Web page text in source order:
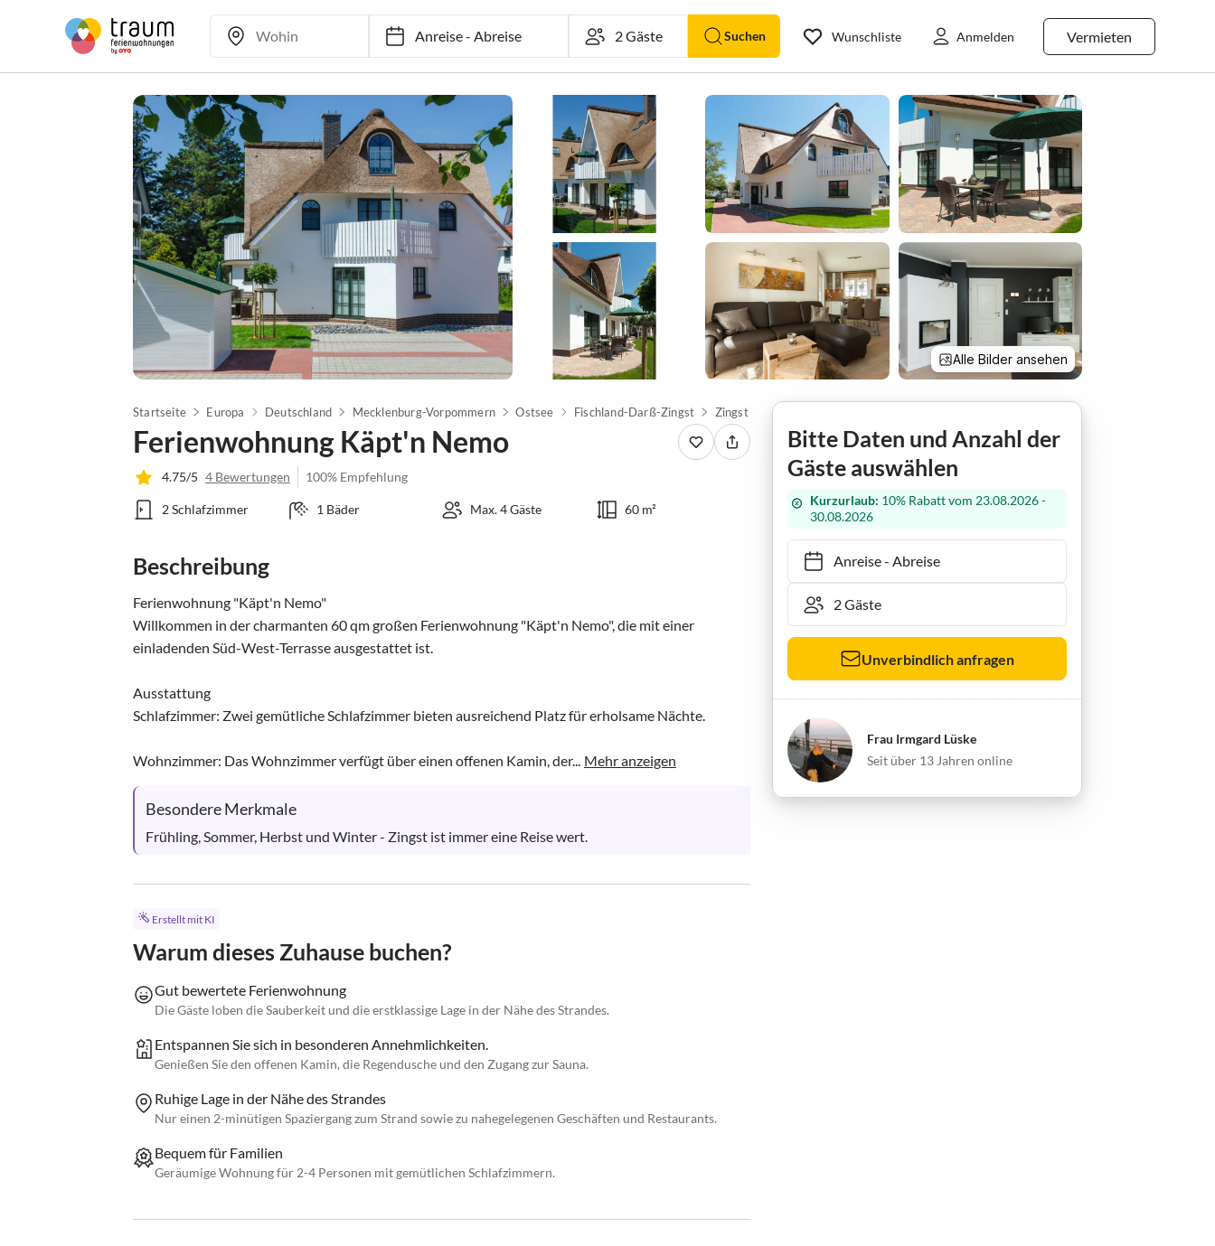
Anreise-Abreise Suchen Vermieten
Wunschliste Anmelden
Alle Bilder ansehen
Startseite Europa Deutschland Mecklenburg-Vorpommern Ostsee Fischland-Darß-Zingst Zingst Ferienwohnung Käpt'n Nemo
Ferienwohnung Käpt'n Nemo
4.75/5 4 Bewertungen 100% Empfehlung
2 Schlafzimmer 1 Bäder Max. 4 Gäste 60 m²
Beschreibung
Ferienwohnung "Käpt'n Nemo"
Willkommen in der charmanten 60 qm großen Ferienwohnung "Käpt'n Nemo", die mit einer
einladenden Süd-West-Terrasse ausgestattet ist.
Ausstattung
Schlafzimmer: Zwei gemütliche Schlafzimmer bieten ausreichend Platz für erholsame Nächte.
Wohnzimmer: Das Wohnzimmer verfügt über einen offenen Kamin, der... Mehr anzeigen
Besondere Merkmale
Frühling, Sommer, Herbst und Winter - Zingst ist immer eine Reise wert.
Erstellt mit KI
Warum dieses Zuhause buchen?
Gut bewertete Ferienwohnung
Die Gäste loben die Sauberkeit und die erstklassige Lage in der Nähe des Strandes.
Entspannen Sie sich in besonderen Annehmlichkeiten.
Genießen Sie den offenen Kamin, die Regendusche und den Zugang zur Sauna.
Ruhige Lage in der Nähe des Strandes
Nur einen 2-minütigen Spaziergang zum Strand sowie zu nahegelegenen Geschäften und Restaurants.
Bequem für Familien
Geräumige Wohnung für 2-4 Personen mit gemütlichen Schlafzimmern.
Bitte Daten und Anzahl der
Gäste auswählen
Kurzurlaub: 10% Rabatt vom 23.08.2026 -
30.08.2026
Anreise- Abreise
Unverbindlich anfragen
Frau Irmgard Lüske
Seit über 13 Jahren online